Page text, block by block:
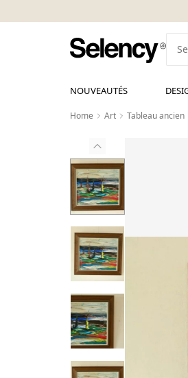
NOUVEAUTÉS
Home Art Tableau ancien